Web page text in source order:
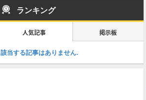
ランキング
人気記事 掲示板
該当する記事はありません.